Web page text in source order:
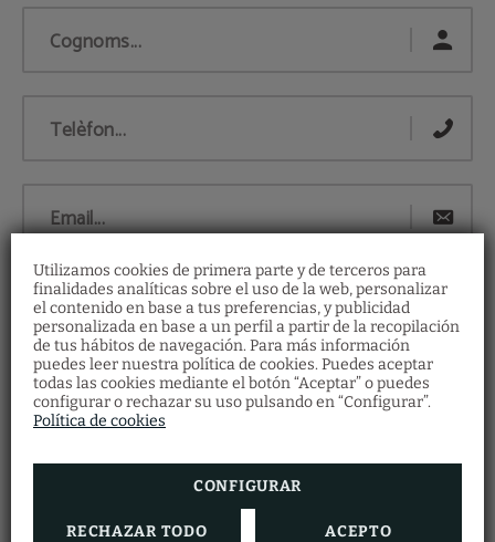
Utilizamos cookies de primera parte y de terceros para
finalidades analíticas sobre el uso de la web, personalizar
el contenido en base a tus preferencias, y publicidad
personalizada en base a un perfil a partir de la recopilación
de tus hábitos de navegación. Para más información
puedes leer nuestra política de cookies. Puedes aceptar
todas las cookies mediante el botón “Aceptar” o puedes
configurar o rechazar su uso pulsando en “Configurar”.
Política de cookies
CONFIGURAR
RECHAZAR TODO ACEPTO
Cognoms...
Telèfon...
Email...
Horari...
Data... Restaurant
Fes la teva reserva de restaurant emplenant
el formulari.
Xecs regal
Descobreix els nostres vals regal i ofereix als
teus éssers estimats una gran quantitat
VEURE MÉS